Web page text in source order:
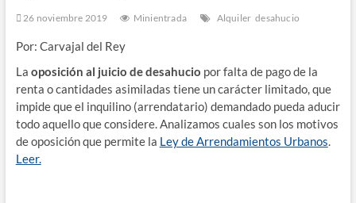
26 noviembre 2019 Minientrada Alquiler desahucio
Por: Car­va­jal del Rey
La opo­si­ción al jui­cio de desahu­cio por fal­ta de pago de la
ren­ta o can­ti­da­des asi­mi­la­das tie­ne un carác­ter limi­ta­do, que
impi­de que el inqui­lino (arren­da­ta­rio) deman­da­do pue­da adu­cir
todo aque­llo que con­si­de­re. Ana­li­za­mos cua­les son los moti­vos
de opo­si­ción que per­mi­te la Ley de Arren­da­mien­tos Urba­nos.
Leer.